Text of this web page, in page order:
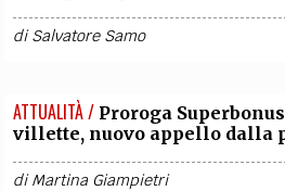
diSalvatore Samo
ATTUALITÀ / Proroga
villette, nuovo appello dalla
diMartina Giampietri